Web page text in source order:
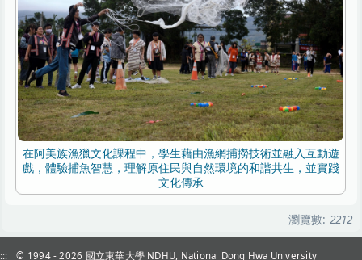
在阿美族漁獵文化課程中，學生藉由漁網捕撈技術並融入互動遊
戲，體驗捕魚智慧，理解原住民與自然環境的和諧共生，並實踐
文化傳承
瀏覽數: 2212
::: © 1994 - 2026 國立東華大學 NDHU, National Dong Hwa University